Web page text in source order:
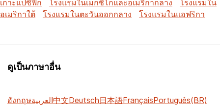
เกาะแปซิฟิก
โรงแรมในเม็กซิโกและอเมริกากลาง
โรงแรมใน
อเมริกาใต้
โรงแรมในตะวันออกกลาง โรงแรมในแอฟริกา
ดูเป็นภาษาอื่น
อังกฤษالعربية中文Deutsch日本語FrançaisPortuguês(BR)